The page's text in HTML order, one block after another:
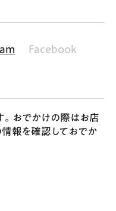
Facebook
。おでかけの際はお店
報を確認しておでか